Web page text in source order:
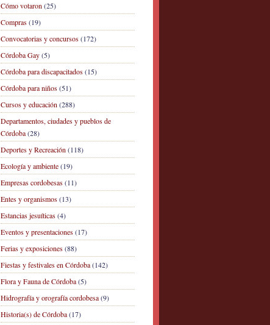
Cómo votaron (25)
Compras(19)
Convocatorias y concursos(172)
Córdoba Gay(5)
Córdoba para discapacitados(15)
Córdoba para niños(51)
Cursos y educación (288)
Departamentos, ciudades y pueblos de
Córdoba(28)
Deportes y Recreación (118)
Ecología y ambiente(19)
Empresas cordobesas(11)
Entes y organismos(13)
Estancias jesuíticas(4)
Eventos y presentaciones(17)
Ferias y exposiciones(88)
Fiestas y festivales en Córdoba(142)
Flora y Fauna de Córdoba(5)
Hidrografía y orografía cordobesa(9)
Historia(s) de Córdoba(17)